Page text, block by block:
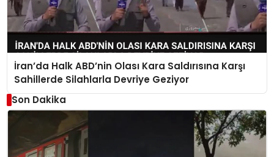
İran’da Halk ABD’nin Olası Kara Saldırısına Karşı
Sahillerde Silahlarla Devriye Geziyor
Son Dakika